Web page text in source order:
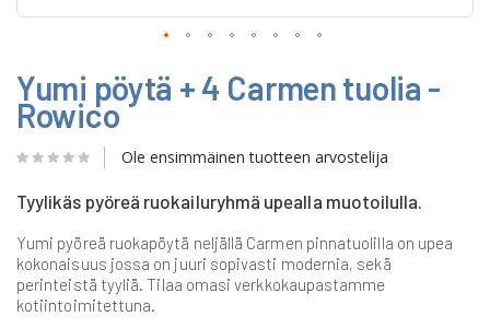
to
the
beginning
the
gallery
Yumi pöytä + 4 Carmen tuolia -
Rowico
Ole ensimmäinen tuotteen arvostelija
Tyylikäs pyöreä ruokailuryhmä upealla muotoilulla.
Yumi pyöreä ruokapöytä neljällä Carmen pinnatuolilla on upea
kokonaisuus jossa on juuri sopivasti modernia, sekä
perinteistä tyyliä. Tilaa omasi verkkokaupastamme
kotiintoimitettuna.